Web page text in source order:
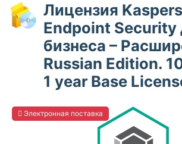
Лицензия
Endpoint Security
бизнеса –
Russian Edition.
1 year Base
Электронная поставка